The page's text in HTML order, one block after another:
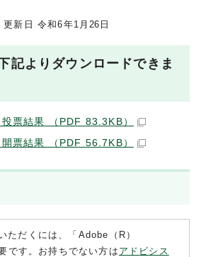
新日 令和6年1月26 日
記よりダウンロードできま
票結果 （PDF 83.3KB）
票結果 （PDF 56.7KB）
ただくには、「Adobe（R）
です。お持ちでない方は アドビシス